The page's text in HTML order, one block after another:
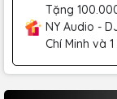
Tặng
NY Audio -
Chí Minh và